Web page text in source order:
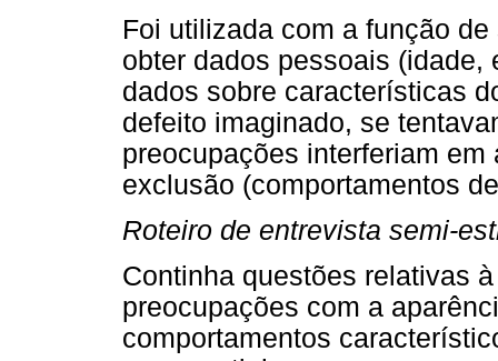
Foi utilizada com a função
obter dados pessoais (idade,
dados sobre características
defeito imaginado, se
preocupações interferiam
exclusão (comportamentos
Roteiro de entrevista semi-
Continha questões relativas
preocupações com a
comportamentos